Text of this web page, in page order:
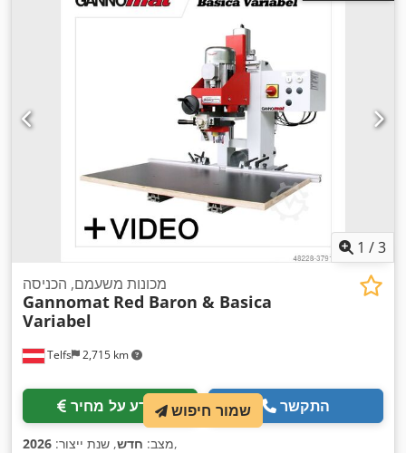
1 /3
Telfs 2,715 km
מכונות משעמם, הכניסה
Gannomat Red Baron & Basica
Variabel
מידע על מחיר התקשר
מצב: חדש, שנת ייצור: 2026 ,
שמור חיפוש